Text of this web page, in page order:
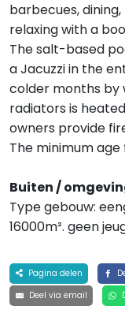
barbecues,
relaxing with a
The salt-based
a Jacuzzi in the
colder months by
radiators is
owners provide
The minimum age
Buiten /
Type gebouw:
16000m². geen
Pagina delen
Deel via email